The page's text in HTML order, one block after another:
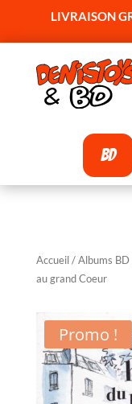
LIVRAISON
BD
Accueil/Albums BD
au grand Coeur
Promo !